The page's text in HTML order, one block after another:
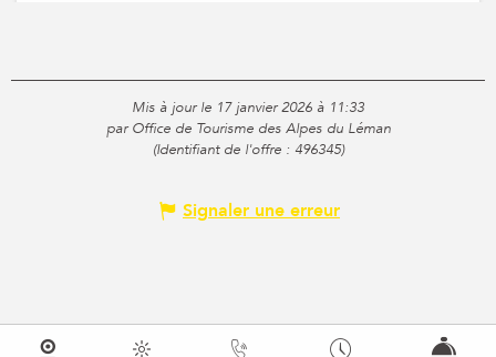
Mis à jour le 17 janvier 2026 à 11:33
par Office de Tourisme des Alpes du Léman
(Identifiant de l'offre : 496345)
Signaler une erreur